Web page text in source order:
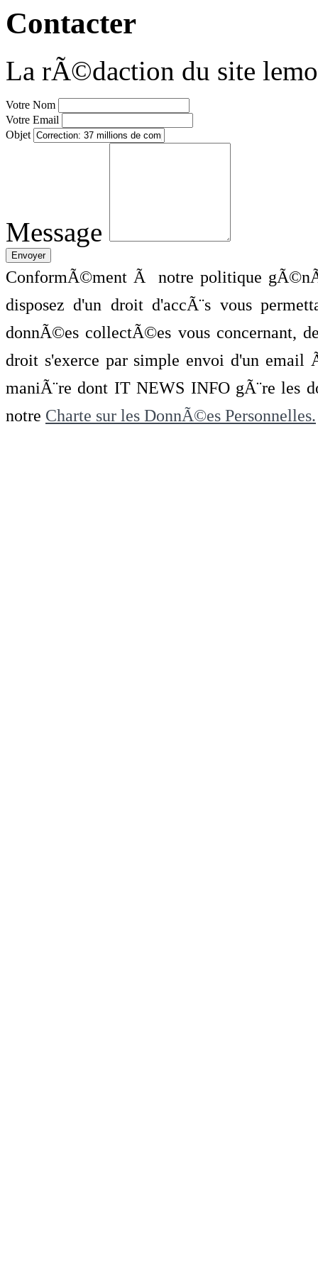
Contacter
La rÃ©daction du site
Votre Nom
Votre Email
Objet
Message
ConformÃ©ment Ã notre politique
disposez d'un droit d'accÃ¨s vous
donnÃ©es collectÃ©es vous concernant,
droit s'exerce par simple envoi d'un
maniÃ¨re dont IT NEWS INFO gÃ¨re les
notre Charte sur les DonnÃ©es Personnelles.